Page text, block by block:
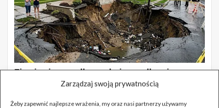
Zarządzaj swoją prywatnością
Żeby zapewnić najlepsze wrażenia, my oraz nasi partnerzy używamy